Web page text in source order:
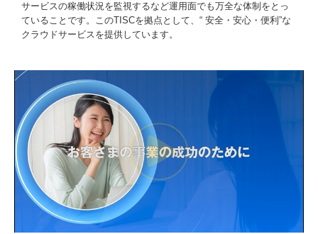
サービスの稼働状況を監視するなど運用面でも万全な体制をとっ
ていることです。このTISCを拠点として、“ 安全・安心・便利”な
クラウドサービスを提供しています。